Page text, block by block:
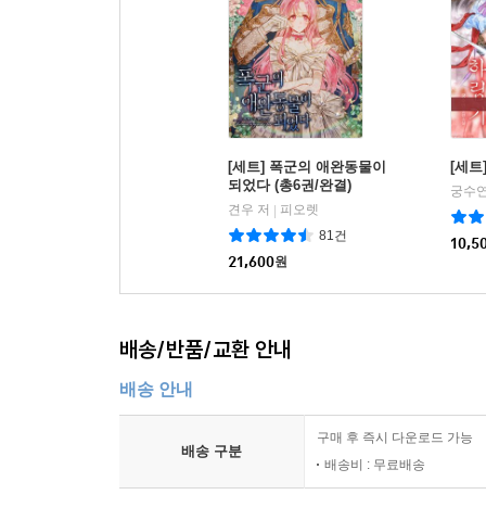
[세트] 폭군의 애완동물이
되었다 (총6권/완결)
견우 저
피오렛
81건
21,600원
[세
궁수
배송/반품/교환 안내
배송 안내
배송 구분
구매 후 즉시 다운로드 가능
배송비 : 무료배송